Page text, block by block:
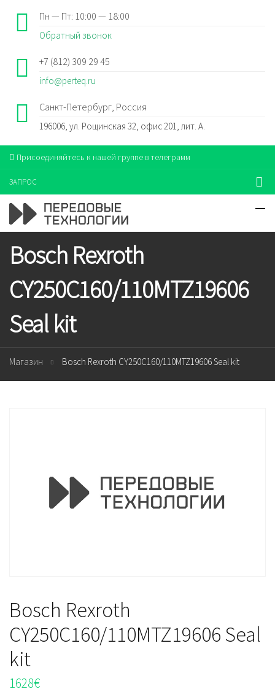
Пн — Пт: 10:00 — 18:00
Обратный звонок
+7 (812) 309 29 45
info@perteq.ru
Санкт-Петербург, Россия
196006, ул. Рощинская 32, офис 201, лит. А.
Присоединяйтесь к нашей группе в телеграмм
ЗАПРОС
Bosch Rexroth
CY250C160/110MTZ19606
Seal kit
Магазин Bosch Rexroth CY250C160/110MTZ19606 Seal kit
Bosch Rexroth
CY250C160/110MTZ19606 Seal
kit
1628€